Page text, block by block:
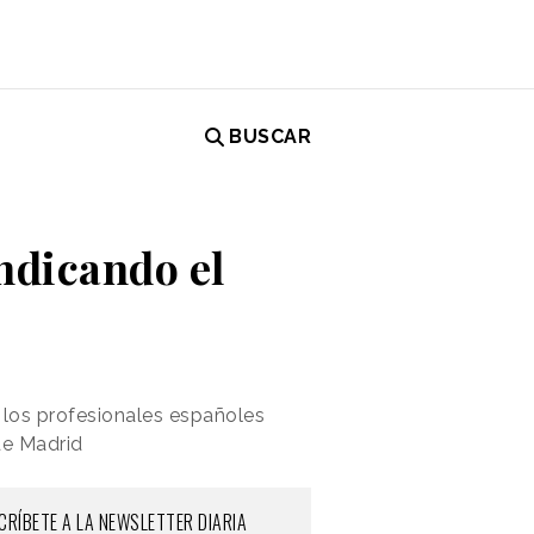
BUSCAR
el
profesionales españoles
Madrid
A LA NEWSLETTER DIARIA